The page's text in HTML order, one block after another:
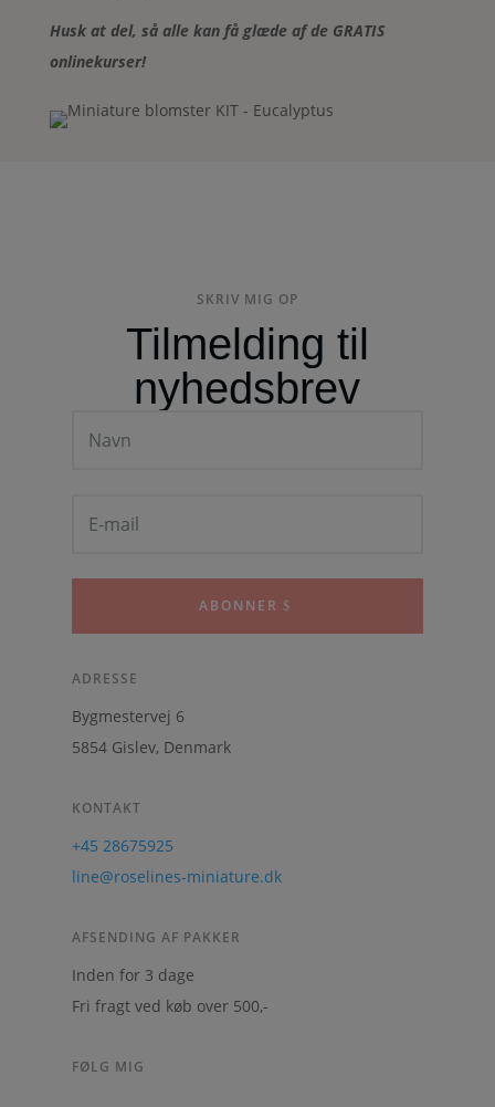
Husk at del, så alle kan få glæde af de GRATIS
onlinekurser!
SKRIV MIG OP
Tilmelding til
nyhedsbrev
ABONNER
ADRESSE
Bygmestervej 6
5854 Gislev, Denmark
KONTAKT
+45 28675925
line@roselines-miniature.dk
AFSENDING AF PAKKER
Inden for 3 dage
Fri fragt ved køb over 500,-
FØLG MIG